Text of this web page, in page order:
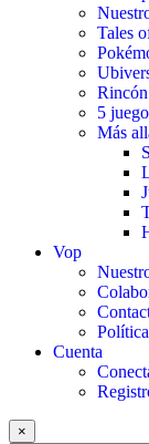
Tales
5
Más
Vop
Cuenta
×